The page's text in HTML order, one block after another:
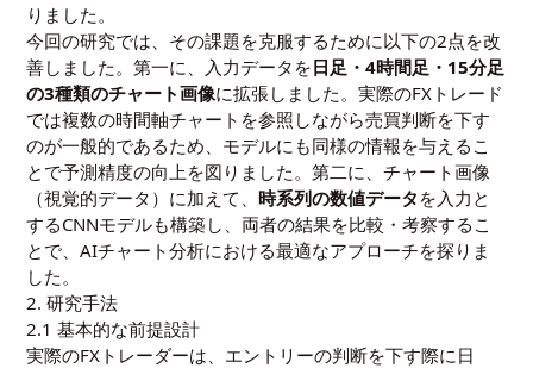
りました。
今回の研究では、その課題を克服するために以下の2点を改
善しました。第一に、入力データを日足・4時間足・15分足
の3種類のチャート画像に拡張しました。実際のFXトレード
では複数の時間軸チャートを参照しながら売買判断を下す
のが一般的であるため、モデルにも同様の情報を与えるこ
とで予測精度の向上を図りました。第二に、チャート画像
（視覚的データ）に加えて、時系列の数値データ を入力と
するCNNモデルも構築し、両者の結果を比較・考察するこ
とで、AIチャート分析における最適なアプローチを探りま
した。
2. 研究手法
2.1 基本的な前提設計
実際のFXトレーダーは、エントリーの判断を下す際に日